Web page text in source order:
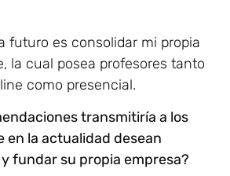
futuro es consolidar mi propia
la cual posea profesores tanto
como presencial.
transmitiría a los
en la actualidad desean
fundar su propia empresa?